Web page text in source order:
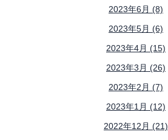
2023年6月 (8)
2023年5月 (6)
2023年4月 (15)
2023年3月 (26)
2023年2月 (7)
2023年1月 (12)
2022年12月 (21)